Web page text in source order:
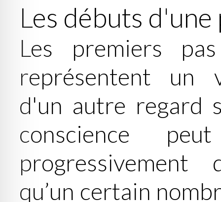
Les débuts
Les premiers
représentent un
d'un autre regard
conscience
qu’un certain